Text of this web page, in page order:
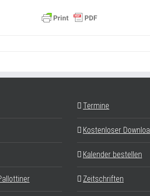
Termine
Kostenloser
Kalender bestellen
Zeitschriften